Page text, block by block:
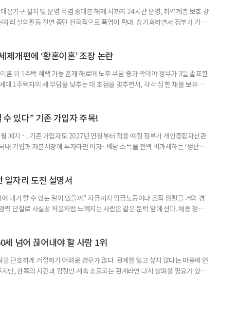
응기구 설치 및 운영 폭염 중대본 해제 시까지 24시간 운영, 취약계층 보호 강
리 실외활동 전면 중단 전국적으로 폭염이 확대·장기화하면서 정부가 기존
령된 이후에도 폭염이 전국적으로 확대되고 장기화한 데 따른 것이다. 기존에
제개편에 ‘황혼이혼’ 조장 논란
혼 뒤 1주택 혜택 가능 존재 해로에 노후 부담 증가 막아야 정부가 3일 발표한
대 1주택자의 세 부담을 낮추는 데 초점을 맞추면서, 각각 집 한 채를 보유한
한 세대가 두 채를 가진 것으로 보지만, 실제 이혼해 주거와 생계를 분
수 있다” 기존 가입자 주목!
폐지…. 기존 가입자도 2027년 연장부터 적용 예정 정부가 개인종합자산관
내 기업과 자본시장에 투자하면 이자· 배당 소득을 전액 비과세하는 ‘생산적
개편안이 국회 통과 후 그대로 시행된다면 법 시행 전 본
일자리 도전 설명서
내가 할 수 있는 일이 있을까.” 지금까지 임금노동이나 조직 생활을 거의 경
단절로 사실상 처음처럼 느껴지는 사람은 같은 문턱 앞에 선다. 채용 정보를
가 자원이다. 박경하 한국노인인력개발원 선임연구위
넘어 끊어내야 할 사람 1위
단호하게 거절하기 어려운 경우가 많다. 관계를 잃고 싶지 않다는 마음에 연
만, 한쪽의 시간과 감정만 계속 소모되는 관계라면 다시 살펴볼 필요가 있다.